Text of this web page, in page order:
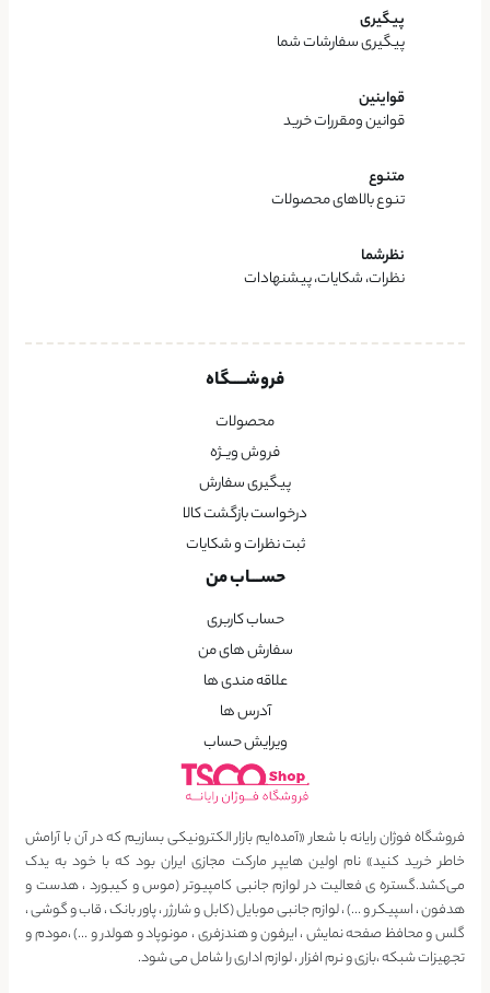
پیگیری
پیگیری سفارشات شما
قواینین
قوانین ومقررات خرید
متنوع
تنوع بالاهای محصولات
نظرشما
نظرات، شکایات، پیشنهادات
فروشــــگاه
محصولات
فروش ویــژه
پیگیری سفارش
درخواست بازگشت کالا
ثبت نظرات و شکایات
حســـاب من
حساب کاربری
سفارش های من
علاقه مندی ها
آدرس ها
ویرایش حساب
فروشگاه فوژان رایانه با شعار «آمده‌ایم بازار الکترونیکی بسازیم که در آن با آرامش
خاطر خرید کنید» نام اولین هایپر مارکت مجازی ایران بود که با خود به یدک
می‌کشد.گستره ی فعالیت در لوازم جانبی کامپیوتر (موس و کیبورد ، هدست و
هدفون ، اسپیکر و …) ، لوازم جانبی موبایل (کابل و شارژر ، پاور بانک ، قاب و گوشی ،
گلس و محافظ صفحه نمایش ، ایرفون و هندزفری ، مونوپاد و هولدر و …) ،مودم و
تجهیزات شبکه ،بازی و نرم افزار ، لوازم اداری را شامل می شود.